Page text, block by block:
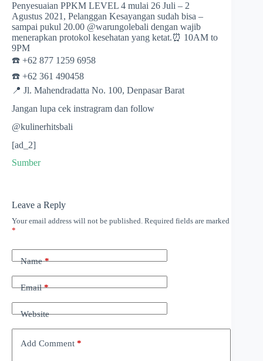
Penyesuaian PPKM LEVEL 4 mulai 26 Juli – 2
Agustus 2021, Pelanggan Kesayangan sudah bisa –
sampai pukul 20.00 @warungolebali dengan wajib
menerapkan protokol kesehatan yang ketat.⏰ 10AM to
9PM
☎️ +62 877 1259 6958
☎️ +62 361 490458
📍 Jl. Mahendradatta No. 100, Denpasar Barat
Jangan lupa cek instragram dan follow
@kulinerhitsbali
[ad_2]
Sumber
Leave a Reply
Your email address will not be published. Required fields are marked
*
Name*
Email*
Website
Add Comment *